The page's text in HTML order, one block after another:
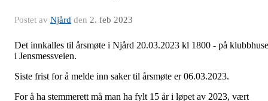
Postet av Njård den 2. feb 2023
Det innkalles til årsmøte i Njård 20.03.2023 kl 1800 - på
i Jensmessveien.
Siste frist for å melde inn saker til årsmøte er 06.03.2023.
For å ha stemmerett må man ha fylt 15 år i løpet av 2023, vært